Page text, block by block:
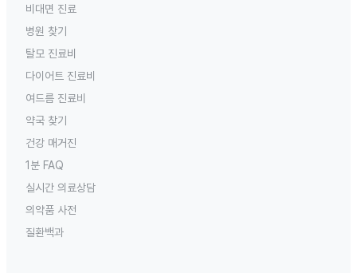
비대면 진료
병원 찾기
탈모 진료비
다이어트 진료비
여드름 진료비
약국 찾기
건강 매거진
1분 FAQ
실시간 의료상담
의약품 사전
질환백과